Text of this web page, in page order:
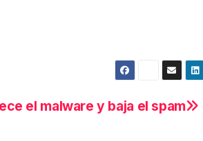
el malware y baja el spam